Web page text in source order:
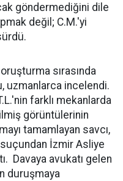
göndermediğini dile
değil; C.M.'yi
sırasında
uzmanlarca incelendi.
farklı mekanlarda
görüntülerinin
tamamlayan savcı,
İzmir Asliye
Davaya avukatı gelen
duruşmaya